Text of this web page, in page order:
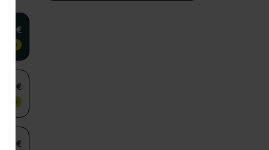
€
€
€